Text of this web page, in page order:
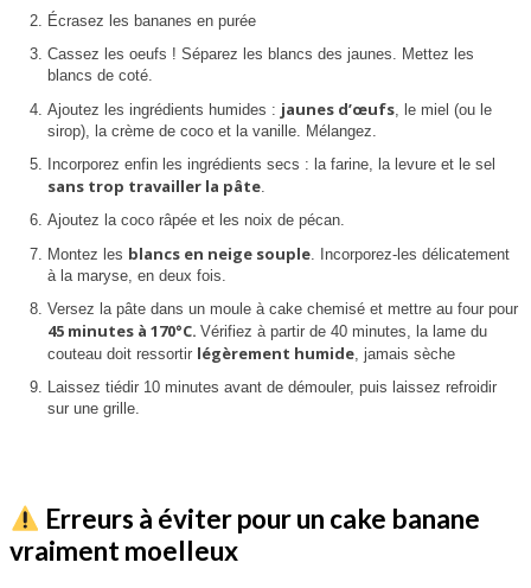
Écrasez les bananes en purée
Cassez les oeufs ! Séparez les blancs des jaunes. Mettez les
blancs de coté.
Ajoutez les ingrédients humides : jaunes d’œufs, le miel (ou le
sirop), la crème de coco et la vanille. Mélangez.
Incorporez enfin les ingrédients secs : la farine, la levure et le sel
sans trop travailler la pâte.
Ajoutez la coco râpée et les noix de pécan.
Montez les blancs en neige souple. Incorporez-les délicatement
à la maryse, en deux fois.
Versez la pâte dans un moule à cake chemisé et mettre au four pour
45 minutes à 170°C. Vérifiez à partir de 40 minutes, la lame du
couteau doit ressortir légèrement humide, jamais sèche
Laissez tiédir 10 minutes avant de démouler, puis laissez refroidir
sur une grille.
Erreurs à éviter pour un cake banane
vraiment moelleux